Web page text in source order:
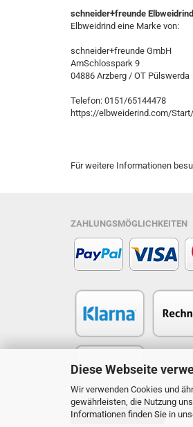
Diese Webseite
Wir verwenden Cookies und
gewährleisten, die Nutzung
Informationen finden Sie in
schneider+freunde Elbweidrind
Elbweidrind eine Marke von:
schneider+freunde GmbH
AmSchlosspark 9
04886 Arzberg / OT Pülswerda
Telefon: 0151/65144478
https://elbweiderind.com/Start/
Für weitere Informationen
ZAHLUNGSMÖGLICHKEITEN
Vertrag widerrufen